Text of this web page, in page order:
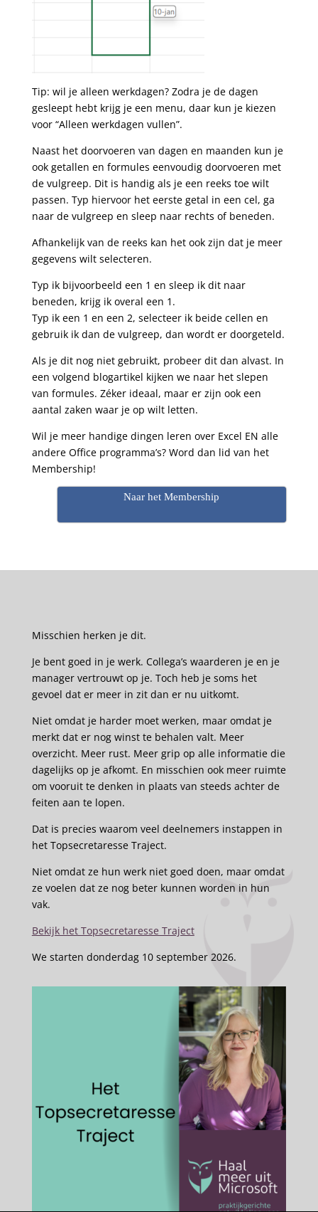
Tip: wil je alleen werkdagen? Zodra je de dagen
gesleept hebt krijg je een menu, daar kun je kiezen
voor “Alleen werkdagen vullen”.
Naast het doorvoeren van dagen en maanden kun je
ook getallen en formules eenvoudig doorvoeren met
de vulgreep. Dit is handig als je een reeks toe wilt
passen. Typ hiervoor het eerste getal in een cel, ga
naar de vulgreep en sleep naar rechts of beneden.
Afhankelijk van de reeks kan het ook zijn dat je meer
gegevens wilt selecteren.
Typ ik bijvoorbeeld een 1 en sleep ik dit naar
beneden, krijg ik overal een 1.
Typ ik een 1 en een 2, selecteer ik beide cellen en
gebruik ik dan de vulgreep, dan wordt er doorgeteld.
Als je dit nog niet gebruikt, probeer dit dan alvast. In
een volgend blogartikel kijken we naar het slepen
van formules. Zéker ideaal, maar er zijn ook een
aantal zaken waar je op wilt letten.
Wil je meer handige dingen leren over Excel EN alle
andere Office programma’s? Word dan lid van het
Membership!
Naar het Membership
Misschien herken je dit.
Je bent goed in je werk. Collega’s waarderen je en je
manager vertrouwt op je. Toch heb je soms het
gevoel dat er meer in zit dan er nu uitkomt.
Niet omdat je harder moet werken, maar omdat je
merkt dat er nog winst te behalen valt. Meer
overzicht. Meer rust. Meer grip op alle informatie die
dagelijks op je afkomt. En misschien ook meer ruimte
om vooruit te denken in plaats van steeds achter de
feiten aan te lopen.
Dat is precies waarom veel deelnemers instappen in
het Topsecretaresse Traject.
Niet omdat ze hun werk niet goed doen, maar omdat
ze voelen dat ze nog beter kunnen worden in hun
vak.
Bekijk het Topsecretaresse Traject
We starten donderdag 10 september 2026.